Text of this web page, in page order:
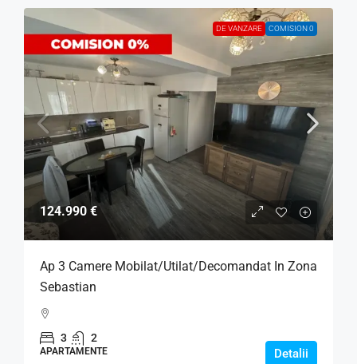
DE VANZARE COMISION 0
124.990 €
Ap 3 Camere Mobilat/Utilat/Decomandat In Zona
Sebastian
3 2
APARTAMENTE Detalii